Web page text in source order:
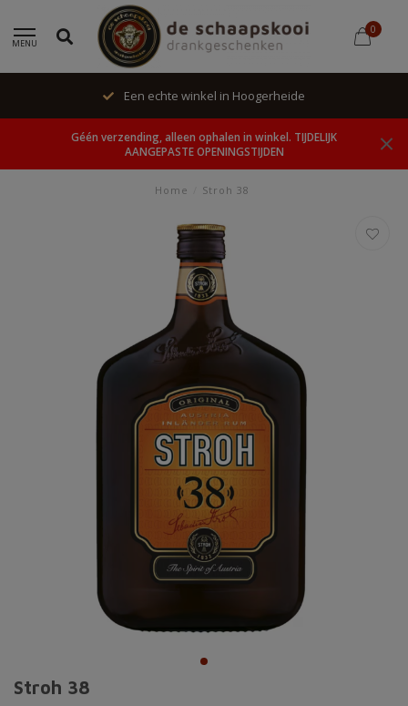
MENU
0
Een echte winkel in Hoogerheide
Géén verzending, alleen ophalen in winkel. TIJDELIJK
AANGEPASTE OPENINGSTIJDEN
Home Stroh 38
Stroh 38